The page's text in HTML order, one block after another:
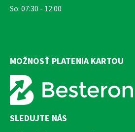
So: 07:30 - 12:00
MOŽNOSŤ PLATENIA KARTOU
SLEDUJTE NÁS